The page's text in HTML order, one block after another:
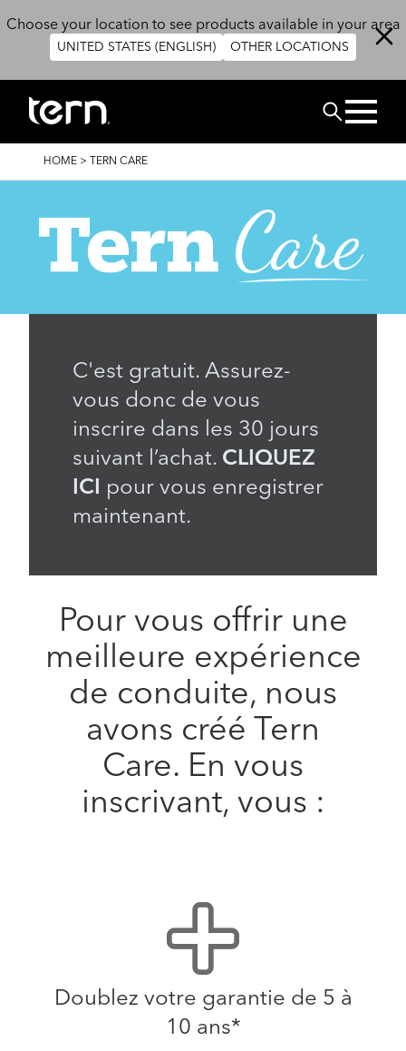
Choose your location to see products available in your area
UNITED STATES (ENGLISH) OTHER LOCATIONS
Search
BREADCRUMB
HOME > TERN CARE
C'est gratuit. Assurez-
vous donc de vous
inscrire dans les 30 jours
suivant l’achat. CLIQUEZ
ICI pour vous enregistrer
maintenant.
Pour vous offrir une
meilleure expérience
de conduite, nous
avons créé Tern
Care. En vous
inscrivant, vous :
Doublez votre garantie de 5 à
10 ans*